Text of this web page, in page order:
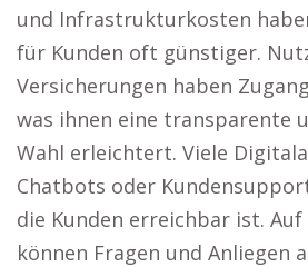
und Infrastrukturkosten
für Kunden oft günstiger.
Versicherungen haben
was ihnen eine transparente
Wahl erleichtert. Viele
Chatbots oder
die Kunden erreichbar ist. Auf
können Fragen und Anliegen